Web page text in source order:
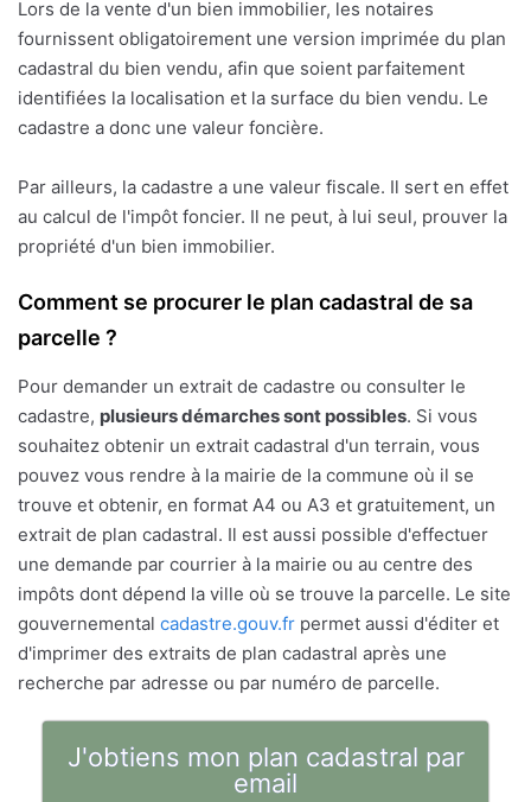
Lors de la vente d'un bien immobilier, les notaires
fournissent obligatoirement une version imprimée du plan
cadastral du bien vendu, afin que soient parfaitement
identifiées la localisation et la surface du bien vendu. Le
cadastre a donc une valeur foncière.
Par ailleurs, la cadastre a une valeur fiscale. Il sert en effet
au calcul de l'impôt foncier. Il ne peut, à lui seul, prouver la
propriété d'un bien immobilier.
Comment se procurer le plan cadastral de sa
parcelle ?
Pour demander un extrait de cadastre ou consulter le
cadastre, plusieurs démarches sont possibles. Si vous
souhaitez obtenir un extrait cadastral d'un terrain, vous
pouvez vous rendre à la mairie de la commune où il se
trouve et obtenir, en format A4 ou A3 et gratuitement, un
extrait de plan cadastral. Il est aussi possible d'effectuer
une demande par courrier à la mairie ou au centre des
impôts dont dépend la ville où se trouve la parcelle. Le site
gouvernemental cadastre.gouv.fr permet aussi d'éditer et
d'imprimer des extraits de plan cadastral après une
recherche par adresse ou par numéro de parcelle.
J'obtiens mon plan cadastral par
email